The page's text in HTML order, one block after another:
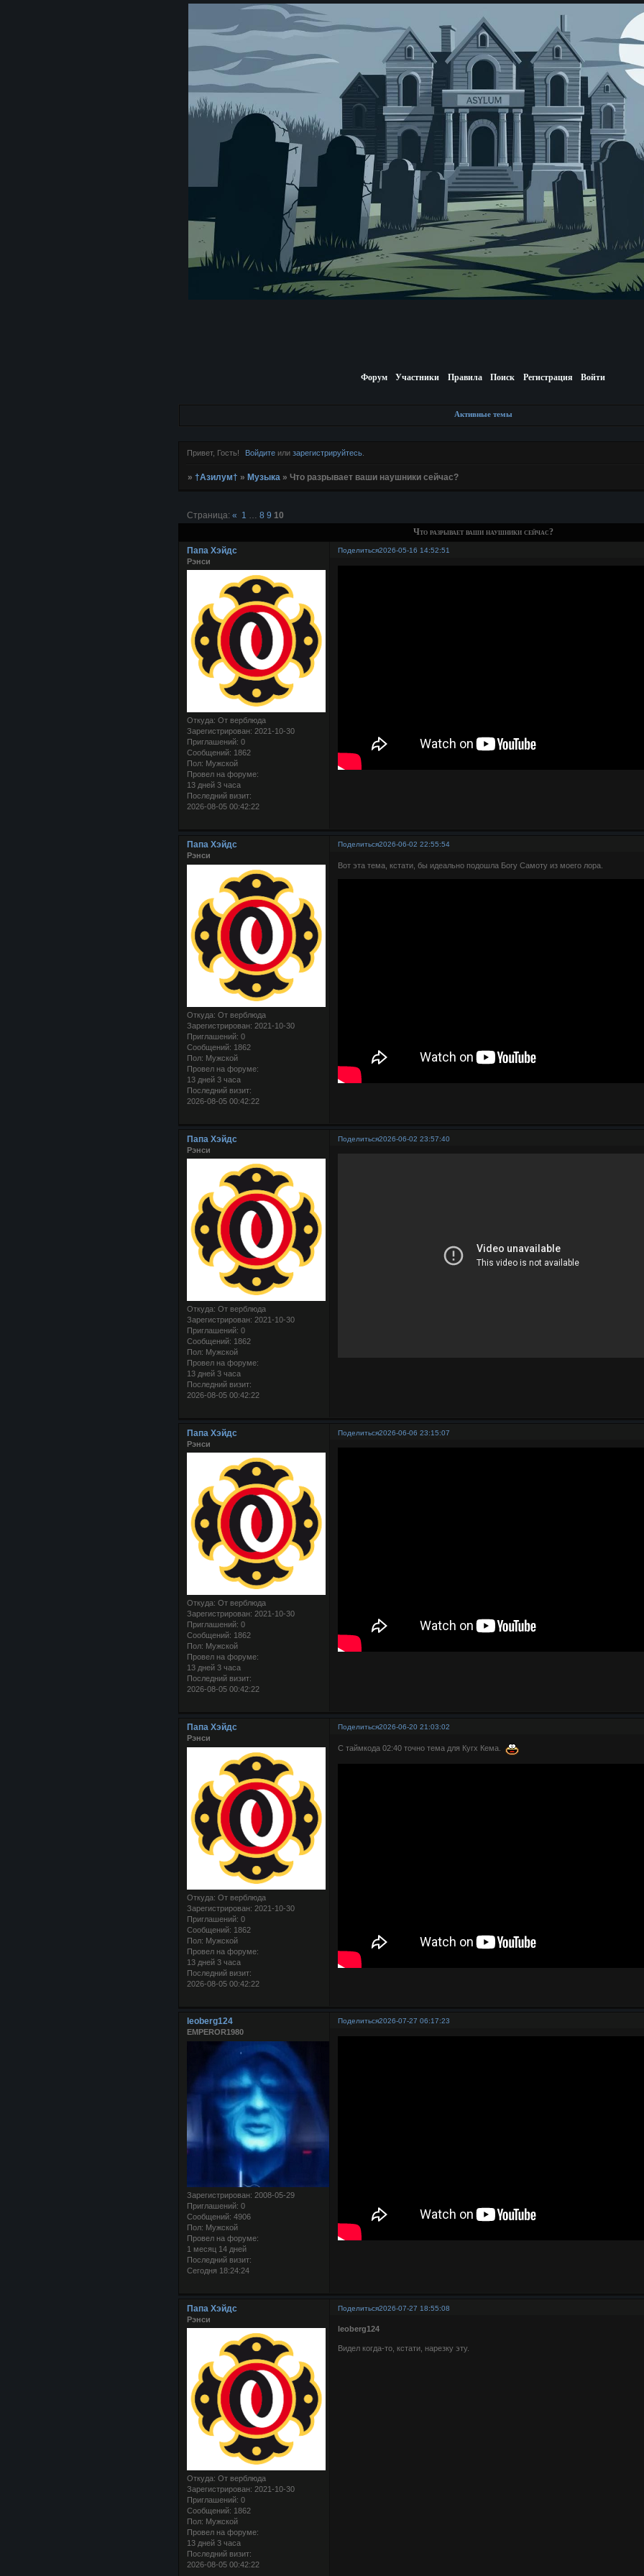
Форум Участники Правила Поиск Регистрация Войти
Активные темы
Привет, Гость! Войдите или зарегистрируйтесь
» †Азилум† » Музыка » Что разрывает ваши наушники сейчас?
Что разрывает ваши наушники сейчас?
Страница: « 1 … 8 9 10
Поделиться2026-05-16 14:52:51
Папа Хэйдс
Рэнси
Откуда: От верблюда
Зарегистрирован: 2021-10-30
Приглашений: 0
Сообщений: 1862
Пол: Мужской
Провел на форуме:
13 дней 3 часа
Последний визит:
2026-08-05 00:42:22
Поделиться2026-06-02 22:55:54
Папа Хэйдс
Рэнси
Откуда: От верблюда
Зарегистрирован: 2021-10-30
Приглашений: 0
Сообщений: 1862
Пол: Мужской
Провел на форуме:
13 дней 3 часа
Последний визит:
2026-08-05 00:42:22
Вот эта тема, кстати, бы идеально подошла Богу Самоту из моего лора.
Поделиться2026-06-02 23:57:40
Папа Хэйдс
Рэнси
Откуда: От верблюда
Зарегистрирован: 2021-10-30
Приглашений: 0
Сообщений: 1862
Пол: Мужской
Провел на форуме:
13 дней 3 часа
Последний визит:
2026-08-05 00:42:22
Поделиться2026-06-06 23:15:07
Папа Хэйдс
Рэнси
Откуда: От верблюда
Зарегистрирован: 2021-10-30
Приглашений: 0
Сообщений: 1862
Пол: Мужской
Провел на форуме:
13 дней 3 часа
Последний визит:
2026-08-05 00:42:22
Поделиться2026-06-20 21:03:02
Папа Хэйдс
Рэнси
Откуда: От верблюда
Зарегистрирован: 2021-10-30
Приглашений: 0
Сообщений: 1862
Пол: Мужской
Провел на форуме:
13 дней 3 часа
Последний визит:
2026-08-05 00:42:22
С таймкода 02:40 точно тема для Кугх Кема.
Поделиться2026-07-27 06:17:23
leoberg124
EMPEROR1980
Зарегистрирован: 2008-05-29
Приглашений: 0
Сообщений: 4906
Пол: Мужской
Провел на форуме:
1 месяц 14 дней
Последний визит:
Сегодня 18:24:24
Поделиться2026-07-27 18:55:08
Папа Хэйдс
Рэнси
Откуда: От верблюда
Зарегистрирован: 2021-10-30
Приглашений: 0
Сообщений: 1862
Пол: Мужской
Провел на форуме:
13 дней 3 часа
Последний визит:
2026-08-05 00:42:22
leoberg124
Видел когда-то, кстати, нарезку эту.